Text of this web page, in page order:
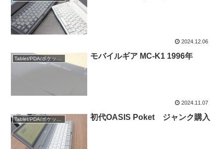
2024.12.06
モバイルギア MC-K1 1996年
2024.11.07
Tablet/PDA/ポケットPC 初代OASIS Poket ジャンク購入